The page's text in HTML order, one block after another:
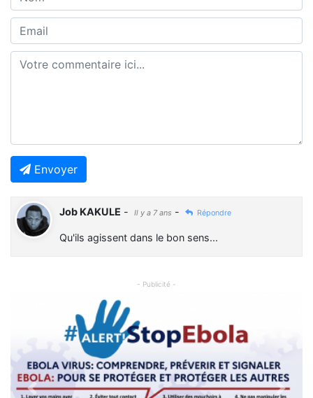
Envoyer
Job KAKULE - Il y a 7 ans - Répondre
Qu'ils agissent dans le bon sens...
- Publicité -